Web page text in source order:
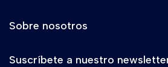
Sobre nosotros
Suscríbete a nuestro